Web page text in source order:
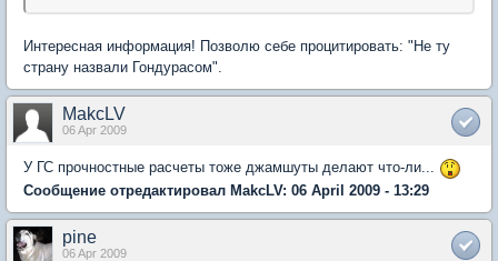
Интересная информация! Позволю себе процитировать: "Не ту
страну назвали Гондурасом".
MakcLV
06 Apr 2009
У ГС прочностные расчеты тоже джамшуты делают что-ли...
Сообщение отредактировал MakcLV: 06 April 2009 - 13:29
pine
06 Apr 2009